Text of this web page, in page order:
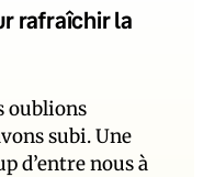
rafraîchir la
oublions
subi. Une
d’entre nous à